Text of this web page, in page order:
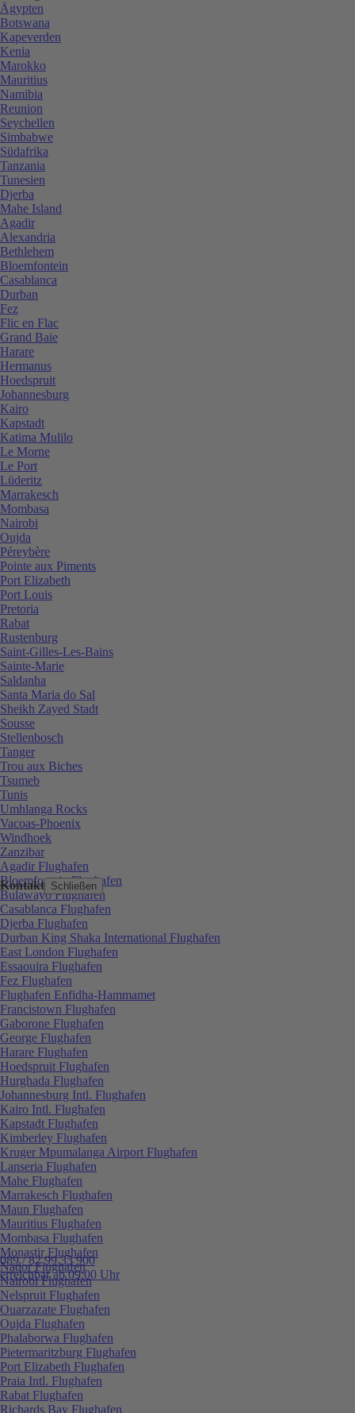
Kontakt Schließen
089 / 82 99 33 900
erreichbar ab 09:00 Uhr
Ägypten
Botswana
Kapeverden
Kenia
Marokko
Mauritius
Namibia
Reunion
Seychellen
Simbabwe
Südafrika
Tanzania
Tunesien
Djerba
Mahe Island
Agadir
Alexandria
Bethlehem
Bloemfontein
Casablanca
Durban
Fez
Flic en Flac
Grand Baie
Harare
Hermanus
Hoedspruit
Johannesburg
Kairo
Kapstadt
Katima Mulilo
Le Morne
Le Port
Lüderitz
Marrakesch
Mombasa
Nairobi
Oujda
Péreybère
Pointe aux Piments
Port Elizabeth
Port Louis
Pretoria
Rabat
Rustenburg
Saint-Gilles-Les-Bains
Sainte-Marie
Saldanha
Santa Maria do Sal
Sheikh Zayed Stadt
Sousse
Stellenbosch
Tanger
Trou aux Biches
Tsumeb
Tunis
Umhlanga Rocks
Vacoas-Phoenix
Windhoek
Zanzibar
Agadir Flughafen
Bloemfontein Flughafen
Bulawayo Flughafen
Casablanca Flughafen
Djerba Flughafen
Durban King Shaka International Flughafen
East London Flughafen
Essaouira Flughafen
Fez Flughafen
Flughafen Enfidha-Hammamet
Francistown Flughafen
Gaborone Flughafen
George Flughafen
Harare Flughafen
Hoedspruit Flughafen
Hurghada Flughafen
Johannesburg Intl. Flughafen
Kairo Intl. Flughafen
Kapstadt Flughafen
Kimberley Flughafen
Kruger Mpumalanga Airport Flughafen
Lanseria Flughafen
Mahe Flughafen
Marrakesch Flughafen
Maun Flughafen
Mauritius Flughafen
Mombasa Flughafen
Monastir Flughafen
Nador Flughafen
Nairobi Flughafen
Nelspruit Flughafen
Ouarzazate Flughafen
Oujda Flughafen
Phalaborwa Flughafen
Pietermaritzburg Flughafen
Port Elizabeth Flughafen
Praia Intl. Flughafen
Rabat Flughafen
Richards Bay Flughafen